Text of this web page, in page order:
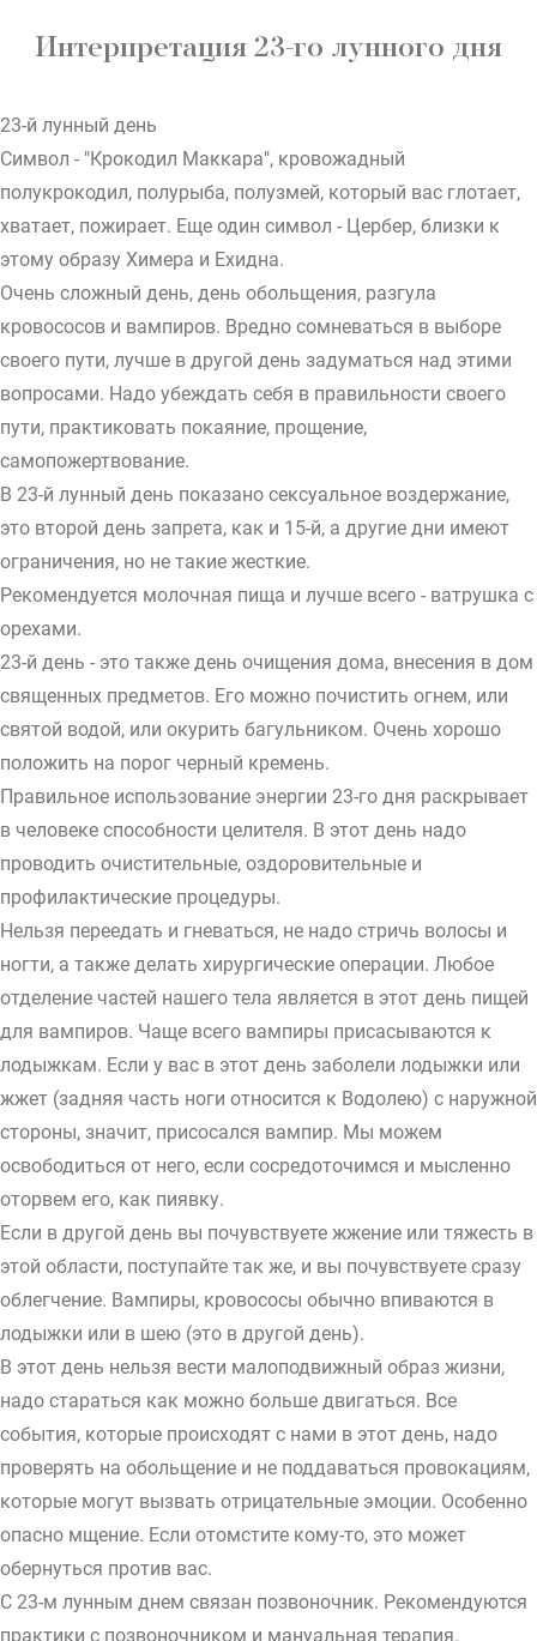
Интерпретация 23-го лунного дня
23-й лунный день
Символ - "Крокодил Маккара", кровожадный
полукрокодил, полурыба, полузмей, который вас глотает,
хватает, пожирает. Еще один символ - Цербер, близки к
этому образу Химера и Ехидна.
Очень сложный день, день обольщения, разгула
кровососов и вампиров. Вредно сомневаться в выборе
своего пути, лучше в другой день задуматься над этими
вопросами. Надо убеждать себя в правильности своего
пути, практиковать покаяние, прощение,
самопожертвование.
В 23-й лунный день показано сексуальное воздержание,
это второй день запрета, как и 15-й, а другие дни имеют
ограничения, но не такие жесткие.
Рекомендуется молочная пища и лучше всего - ватрушка с
орехами.
23-й день - это также день очищения дома, внесения в дом
священных предметов. Его можно почистить огнем, или
святой водой, или окурить багульником. Очень хорошо
положить на порог черный кремень.
Правильное использование энергии 23-го дня раскрывает
в человеке способности целителя. В этот день надо
проводить очистительные, оздоровительные и
профилактические процедуры.
Нельзя переедать и гневаться, не надо стричь волосы и
ногти, а также делать хирургические операции. Любое
отделение частей нашего тела является в этот день пищей
для вампиров. Чаще всего вампиры присасываются к
лодыжкам. Если у вас в этот день заболели лодыжки или
жжет (задняя часть ноги относится к Водолею) с наружной
стороны, значит, присосался вампир. Мы можем
освободиться от него, если сосредоточимся и мысленно
оторвем его, как пиявку.
Если в другой день вы почувствуете жжение или тяжесть в
этой области, поступайте так же, и вы почувствуете сразу
облегчение. Вампиры, кровососы обычно впиваются в
лодыжки или в шею (это в другой день).
В этот день нельзя вести малоподвижный образ жизни,
надо стараться как можно больше двигаться. Все
события, которые происходят с нами в этот день, надо
проверять на обольщение и не поддаваться провокациям,
которые могут вызвать отрицательные эмоции. Особенно
опасно мщение. Если отомстите кому-то, это может
обернуться против вас.
С 23-м лунным днем связан позвоночник. Рекомендуются
практики с позвоночником и мануальная терапия.